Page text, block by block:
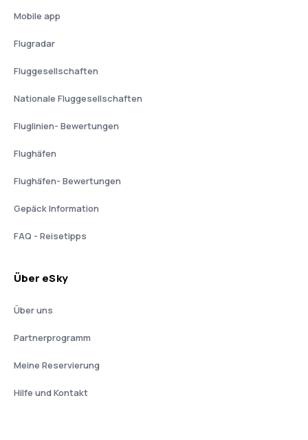
Mobile app
Flugradar
Fluggesellschaften
Nationale Fluggesellschaften
Fluglinien- Bewertungen
Flughäfen
Flughäfen- Bewertungen
Gepäck Information
FAQ - Reisetipps
Über eSky
Über uns
Partnerprogramm
Meine Reservierung
Hilfe und Kontakt